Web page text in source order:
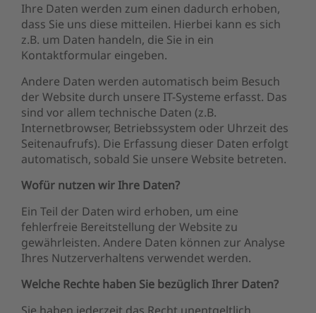
Ihre Daten werden zum einen dadurch erhoben,
dass Sie uns diese mitteilen. Hierbei kann es sich
z.B. um Daten handeln, die Sie in ein
Kontaktformular eingeben.
Andere Daten werden automatisch beim Besuch
der Website durch unsere IT-Systeme erfasst. Das
sind vor allem technische Daten (z.B.
Internetbrowser, Betriebssystem oder Uhrzeit des
Seitenaufrufs). Die Erfassung dieser Daten erfolgt
automatisch, sobald Sie unsere Website betreten.
Wofür nutzen wir Ihre Daten?
Ein Teil der Daten wird erhoben, um eine
fehlerfreie Bereitstellung der Website zu
gewährleisten. Andere Daten können zur Analyse
Ihres Nutzerverhaltens verwendet werden.
Welche Rechte haben Sie bezüglich Ihrer Daten?